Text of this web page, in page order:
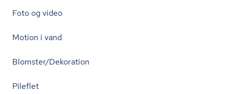
Foto og video
Motion i vand
Blomster/Dekoration
Pileflet